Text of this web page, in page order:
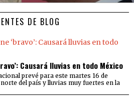
DE BLOG
Causará lluvias en todo México
prevé para este martes 16 de
del país y lluvias muy fuertes en la